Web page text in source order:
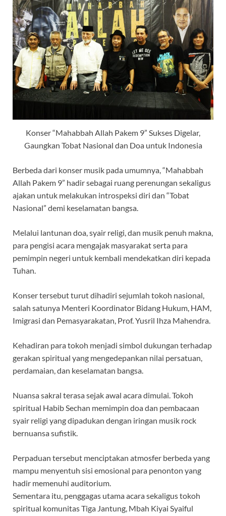
Konser “Mahabbah Allah Pakem 9” Sukses Digelar,
Gaungkan Tobat Nasional dan Doa untuk Indonesia
Berbeda dari konser musik pada umumnya, “Mahabbah
Allah Pakem 9” hadir sebagai ruang perenungan sekaligus
ajakan untuk melakukan introspeksi diri dan “Tobat
Nasional” demi keselamatan bangsa.
Melalui lantunan doa, syair religi, dan musik penuh makna,
para pengisi acara mengajak masyarakat serta para
pemimpin negeri untuk kembali mendekatkan diri kepada
Tuhan.
Konser tersebut turut dihadiri sejumlah tokoh nasional,
salah satunya Menteri Koordinator Bidang Hukum, HAM,
Imigrasi dan Pemasyarakatan, Prof. Yusril Ihza Mahendra.
Kehadiran para tokoh menjadi simbol dukungan terhadap
gerakan spiritual yang mengedepankan nilai persatuan,
perdamaian, dan keselamatan bangsa.
Nuansa sakral terasa sejak awal acara dimulai. Tokoh
spiritual Habib Sechan memimpin doa dan pembacaan
syair religi yang dipadukan dengan iringan musik rock
bernuansa sufistik.
Perpaduan tersebut menciptakan atmosfer berbeda yang
mampu menyentuh sisi emosional para penonton yang
hadir memenuhi auditorium.
Sementara itu, penggagas utama acara sekaligus tokoh
spiritual komunitas Tiga Jantung, Mbah Kiyai Syaiful